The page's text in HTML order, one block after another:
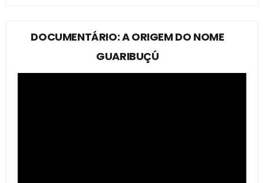
DOCUMENTÁRIO: A ORIGEM DO NOME
GUARIBUÇÚ